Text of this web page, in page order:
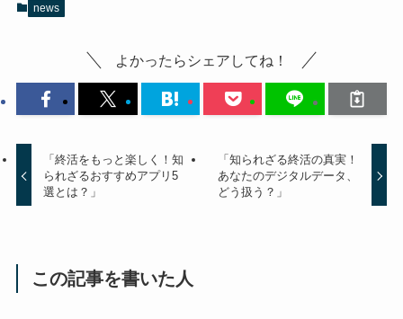
news
よかったらシェアしてね！
「終活をもっと楽しく！知
られざるおすすめアプリ5
選とは？」
「知られざる終活の真実！
あなたのデジタルデータ、
どう扱う？」
この記事を書いた人